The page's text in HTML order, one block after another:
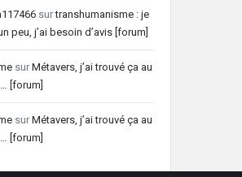
surtranshumanisme : je
peu, j’ai besoin d’avis [forum]
sur Métavers, j’ai trouvé ça au
[forum]
sur Métavers, j’ai trouvé ça au
[forum]